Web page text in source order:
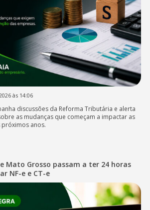
às 14:06
discussões da Reforma Tributária e alerta
as mudanças que começam a impactar as
anos.
Mato Grosso passam a ter 24 horas
NF-e e CT-e